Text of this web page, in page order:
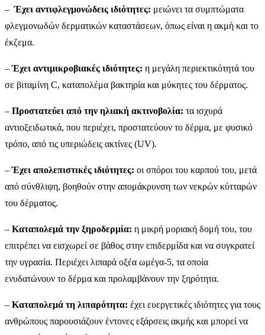
–Έχει αντιφλεγμονώδεις ιδιότητες: μειώνει τα συμπτώματα
φλεγμονωδών δερματικών καταστάσεων, όπως είναι η ακμή και το
έκζεμα.
–Έχει αντιμικροβιακές ιδιότητες: η μεγάλη περιεκτικότητά του
σε βιταμίνη C, καταπολέμα βακτηρία και μύκητες του δέρματος.
– Προστατεύει από την ηλιακή ακτινοβολία: τα ισχυρά
αντιοξειδωτικά, που περιέχει, προστατεύουν το δέρμα, με φυσικό
τρόπο, από τις υπεριώδεις ακτίνες (UV).
–Έχει απολεπιστικές ιδιότητες: οι σπόροι του καρπού του, μετά
από σύνθλιψη, βοηθούν στην απομάκρυνση των νεκρών κύτταρών
του δέρματος.
– Καταπολεμά την ξηροδερμία: η μικρή μοριακή δομή του, του
επιτρέπει να εισχωρεί σε βάθος στην επιδερμίδα και να συγκρατεί
την υγρασία. Περιέχει λιπαρά οξέα ωμέγα-5, τα οποία
ενυδατώνουν το δέρμα και προλαμβάνουν την ξηρότητα.
– Καταπολεμά τη λιπαρότητα: έχει ευεργετικές ιδιότητες για τους
ανθρώπους παρουσιάζουν έντονες εξάρσεις ακμής και μπορεί να